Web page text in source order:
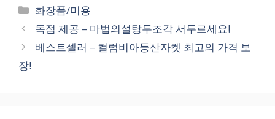
Categories
화장품/미용
독점 제공 – 마법의설탕두조각 서두르세요!
베스트셀러 – 컬럼비아등산자켓 최고의 가격 보
장!